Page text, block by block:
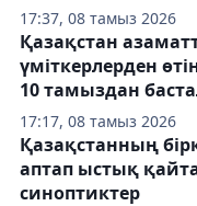
17:37, 08 тамыз 2026
17:17, 08 тамыз 2026
Қазақстан
үміткерлерден
10 тамыздан
Қазақстанның
аптап ыстық
синоптиктер